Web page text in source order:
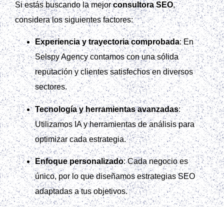
Si estás buscando la mejorconsultora SEO,
considera los siguientes factores:
Experiencia y trayectoria comprobada: En
Selspy Agency contamos con una sólida
reputación y clientes satisfechos en diversos
sectores.
Tecnología y herramientas avanzadas:
Utilizamos IA y herramientas de análisis para
optimizar cada estrategia.
Enfoque personalizado: Cada negocio es
único, por lo que diseñamos estrategias SEO
adaptadas a tus objetivos.